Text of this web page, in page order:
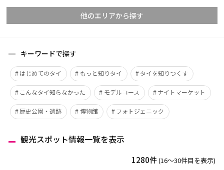
他のエリアから探す
メーホンソーン
ランパーン
ランプーン
スコータイ
ターク
カンペーンペット
ナーン
パヤオ
ペッチャブーン
キーワードで探す
はじめてのタイ もっと知りタイ タイを知りつくす
こんなタイ知らなかった モデルコース ナイトマーケット
歴史公園・遺跡 博物館 フォトジェニック
観光スポット情報一覧を表示
1280件(16〜30件目を表示)